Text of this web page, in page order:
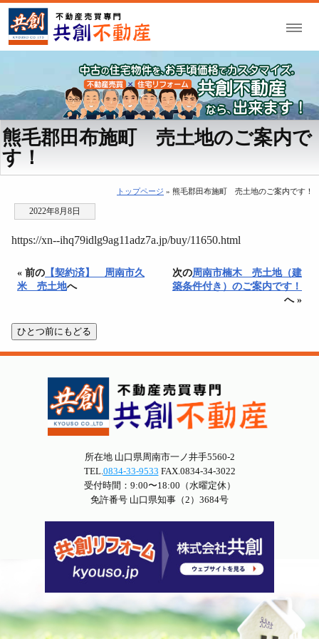
熊毛郡田布施町 売土地のご案内で
す！
トップページ » 熊毛郡田布施町 売土地のご案内です！
2022年8月8日
https://xn--ihq79idlg9ag11adz7a.jp/buy/11650.html
« 前の 【契約済】 周南市久
米 売土地へ
次の周南市楠木 売土地（建
築条件付き）のご案内です！
へ »
所在地 山口県周南市一ノ井手5560-2
TEL.0834-33-9533 FAX.0834-34-3022
受付時間：9:00〜18:00（水曜定休）
免許番号 山口県知事（2）3684号